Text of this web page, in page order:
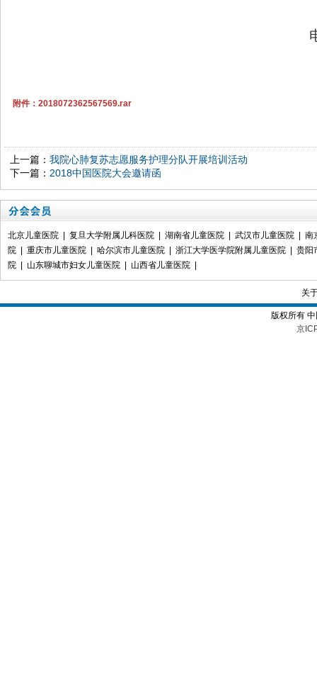
附件：2018072362567569.rar
上一篇： 我院心肺复苏志愿服务护理分队开展培训活动
下一篇： 2018中国医院大会邀请函
北京儿童医院 复旦大学附属儿科医院 湖南省儿童医院 武汉市儿童医院
南
院
重庆市儿童医院 哈尔滨市儿童医院 浙江大学医学院附属儿童医院
贵阳
院
山东聊城市妇女儿童医院 山西省儿童医院
关
版权所有
京